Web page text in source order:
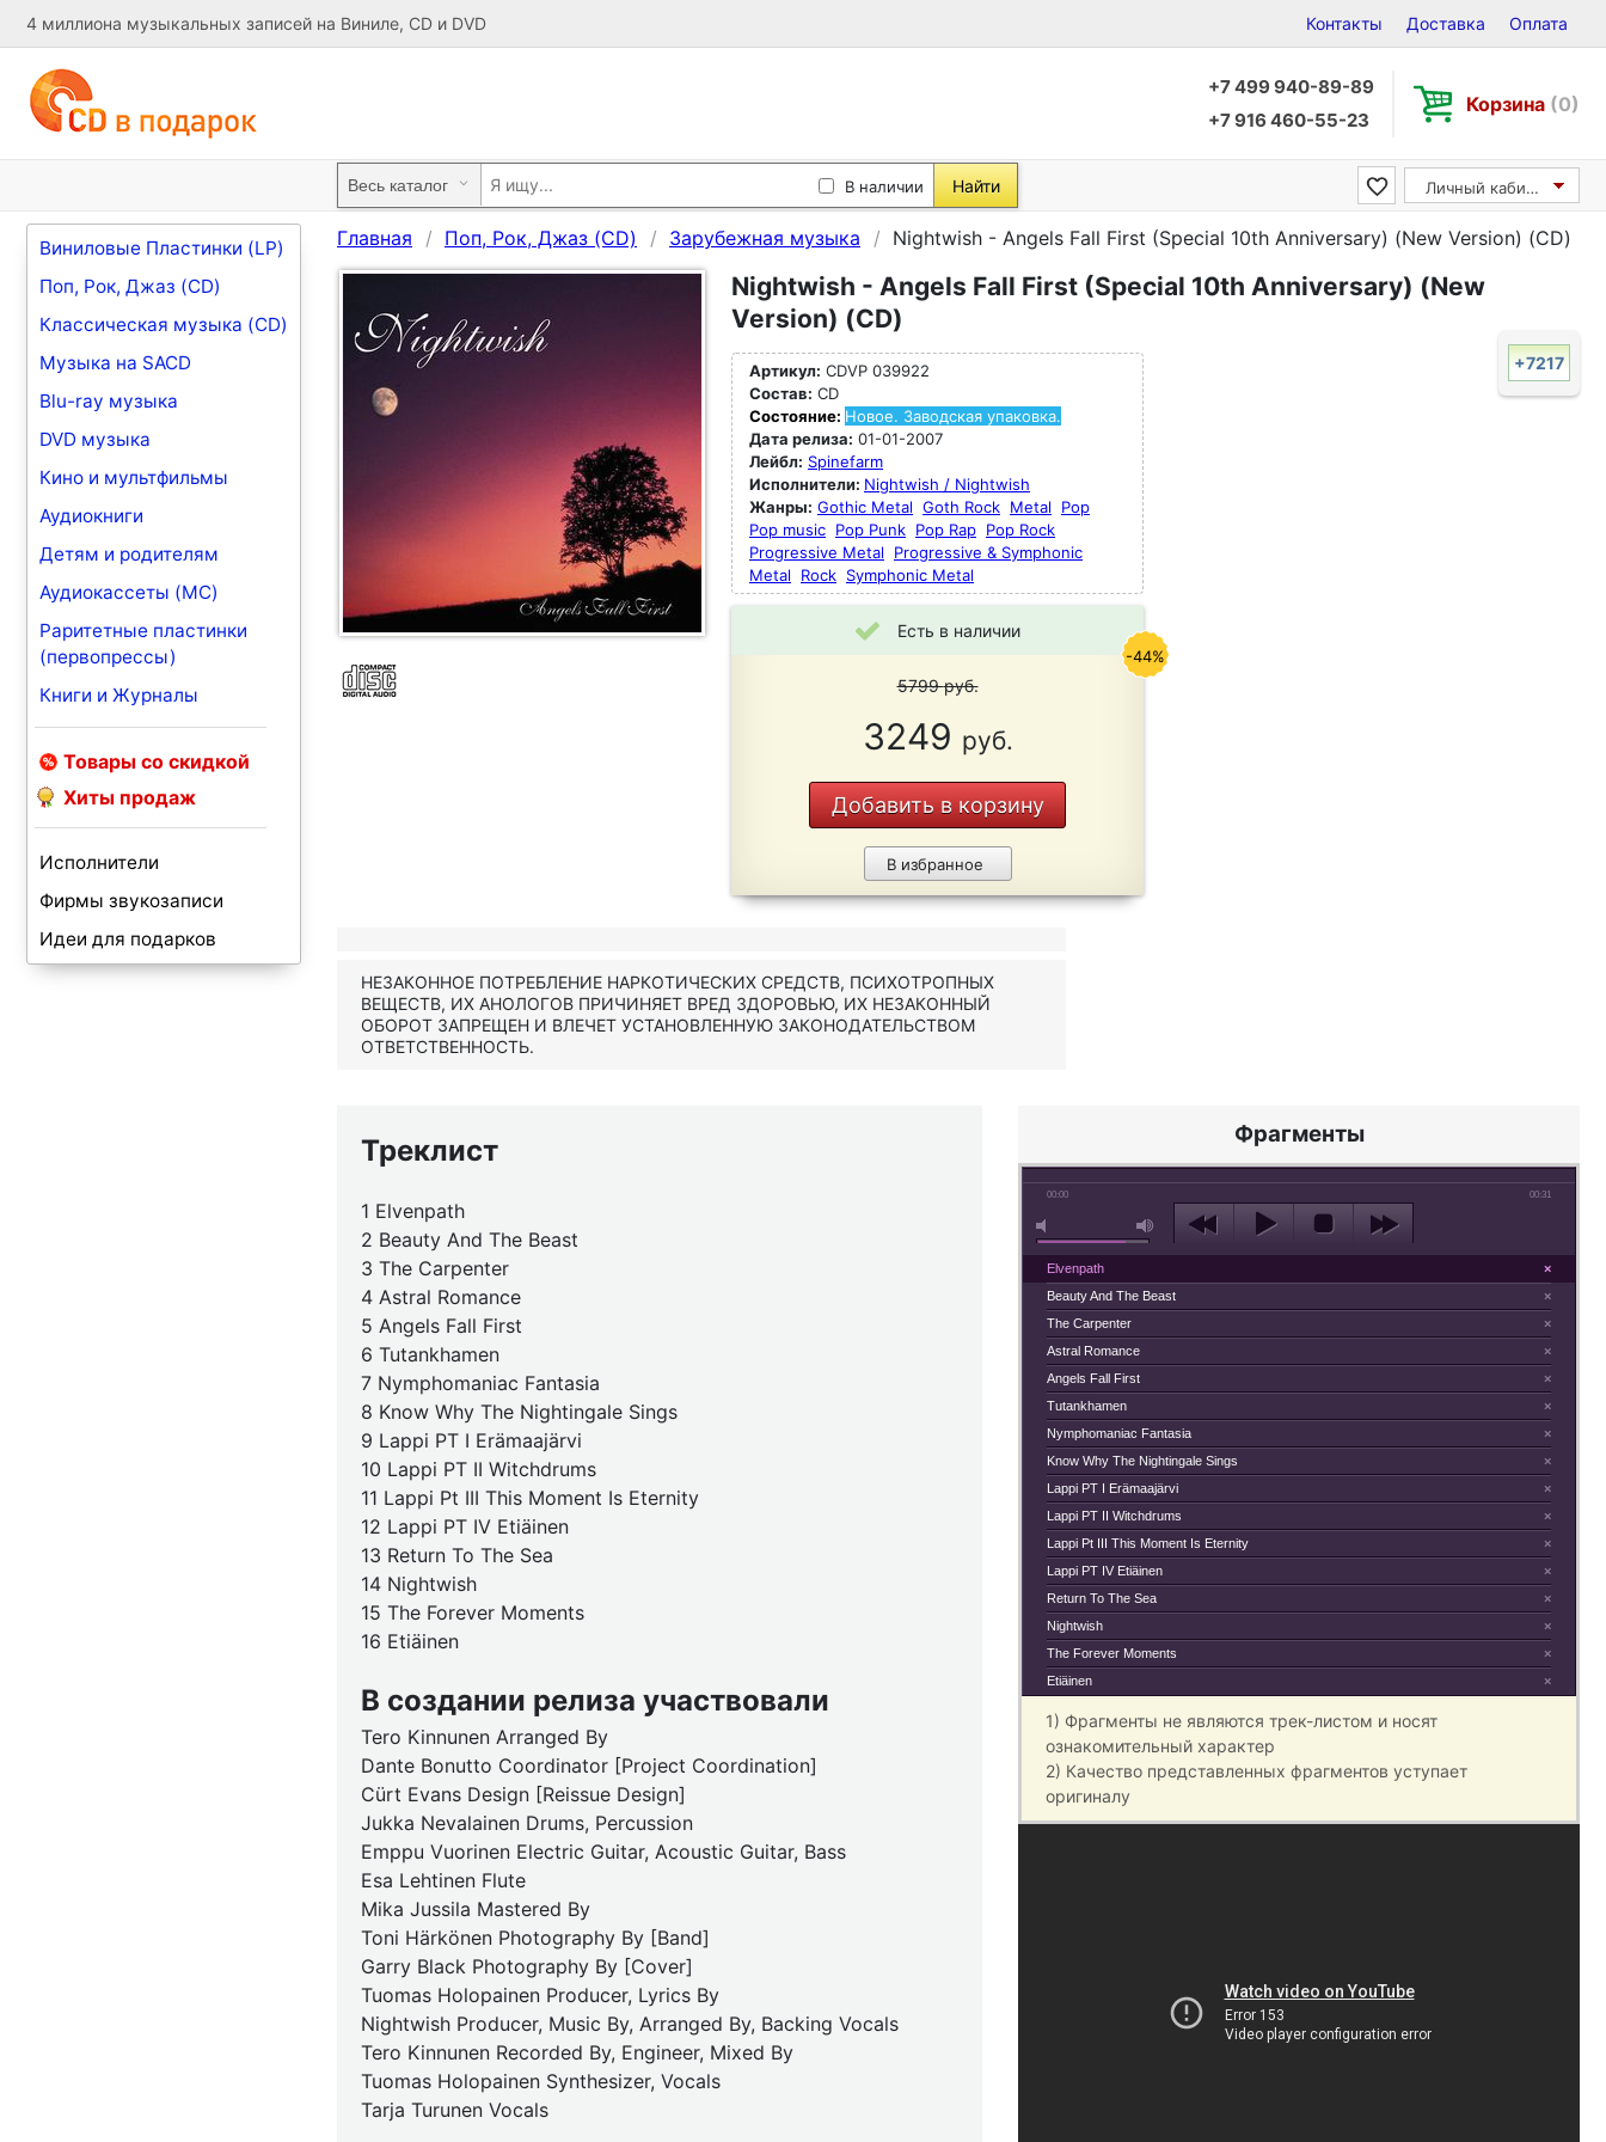
4 миллиона музыкальных записей на Виниле, CD и DVD Контакты Доставка Оплата
+7 499 940-89-89
+7 916 460-55-23
Корзина (0)
В наличии Найти Личный кабинет
Виниловые Пластинки (LP)
Поп, Рок, Джаз (CD)
Классическая музыка (CD)
Музыка на SACD
Blu-ray музыка
DVD музыка
Кино и мультфильмы
Аудиокниги
Детям и родителям
Аудиокассеты (MC)
Раритетные пластинки
(первопрессы)
Книги и Журналы
Товары со скидкой
Хиты продаж
Исполнители
Фирмы звукозаписи
Идеи для подарков
Главная Поп, Рок, Джаз (CD) Зарубежная музыка Nightwish - Angels Fall First (Special 10th Anniversary) (New Version) (CD)
Nightwish - Angels Fall First (Special 10th Anniversary) (New
Version) (CD)
Артикул: CDVP 039922
Состав: CD
Состояние: Новое. Заводская упаковка.
Дата релиза: 01-01-2007
Лейбл: Spinefarm
Исполнители: Nightwish / Nightwish
Жанры: Gothic Metal Goth Rock Metal
Pop
Pop music Pop Punk Pop Rap Pop Rock
Progressive Metal
Progressive & Symphonic
Metal
Rock Symphonic Metal
Есть в наличии
5799руб.
3249 руб.
Добавить в корзину
В избранное
-44%
+7217
НЕЗАКОННОЕ ПОТРЕБЛЕНИЕ НАРКОТИЧЕСКИХ СРЕДСТВ, ПСИХОТРОПНЫХ
ВЕЩЕСТВ, ИХ АНОЛОГОВ ПРИЧИНЯЕТ ВРЕД ЗДОРОВЬЮ, ИХ НЕЗАКОННЫЙ
ОБОРОТ ЗАПРЕЩЕН И ВЛЕЧЕТ УСТАНОВЛЕННУЮ ЗАКОНОДАТЕЛЬСТВОМ
ОТВЕТСТВЕННОСТЬ.
Треклист
1 Elvenpath
2 Beauty And The Beast
3 The Carpenter
4 Astral Romance
5 Angels Fall First
6 Tutankhamen
7 Nymphomaniac Fantasia
8 Know Why The Nightingale Sings
9 Lappi PT I Erämaajärvi
10 Lappi PT II Witchdrums
11 Lappi Pt III This Moment Is Eternity
12 Lappi PT IV Etiäinen
13 Return To The Sea
14 Nightwish
15 The Forever Moments
16 Etiäinen
В создании релиза участвовали
Tero Kinnunen Arranged By
Dante Bonutto Coordinator [Project Coordination]
Cürt Evans Design [Reissue Design]
Jukka Nevalainen Drums, Percussion
Emppu Vuorinen Electric Guitar, Acoustic Guitar, Bass
Esa Lehtinen Flute
Mika Jussila Mastered By
Toni Härkönen Photography By [Band]
Garry Black Photography By [Cover]
Tuomas Holopainen Producer, Lyrics By
Nightwish Producer, Music By, Arranged By, Backing Vocals
Tero Kinnunen Recorded By, Engineer, Mixed By
Tuomas Holopainen Synthesizer, Vocals
Tarja Turunen Vocals
Фрагменты
00:00 00:31
×
Elvenpath
×
Beauty And The Beast
×
The Carpenter
×
Astral Romance
×
Angels Fall First
×
Tutankhamen
×
Nymphomaniac Fantasia
×
Know Why The Nightingale Sings
×
Lappi PT I Erämaajärvi
×
Lappi PT II Witchdrums
×
Lappi Pt III This Moment Is Eternity
×
Lappi PT IV Etiäinen
×
Return To The Sea
×
Nightwish
×
The Forever Moments
×
Etiäinen
1) Фрагменты не являются трек-листом и носят
ознакомительный характер
2) Качество представленных фрагментов уступает
оригиналу